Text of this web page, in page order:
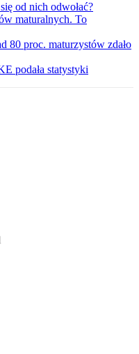
od nich odwołać?
maturalnych. To
80 proc. maturzystów zdało
podała statystyki